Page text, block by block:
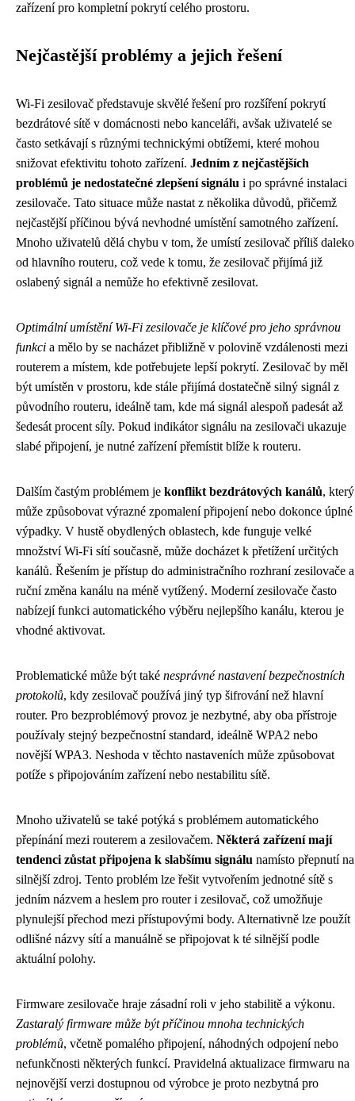
zařízení pro kompletní pokrytí celého prostoru.
Nejčastější problémy a jejich řešení
Wi-Fi zesilovač představuje skvělé řešení pro rozšíření pokrytí
bezdrátové sítě v domácnosti nebo kanceláři, avšak uživatelé se
často setkávají s různými technickými obtížemi, které mohou
snižovat efektivitu tohoto zařízení. Jedním z nejčastějších
problémů je nedostatečné zlepšení signálu i po správné instalaci
zesilovače. Tato situace může nastat z několika důvodů, přičemž
nejčastější příčinou bývá nevhodné umístění samotného zařízení.
Mnoho uživatelů dělá chybu v tom, že umístí zesilovač příliš daleko
od hlavního routeru, což vede k tomu, že zesilovač přijímá již
oslabený signál a nemůže ho efektivně zesilovat.
Optimální umístění Wi-Fi zesilovače je klíčové pro jeho správnou
funkci a mělo by se nacházet přibližně v polovině vzdálenosti mezi
routerem a místem, kde potřebujete lepší pokrytí. Zesilovač by měl
být umístěn v prostoru, kde stále přijímá dostatečně silný signál z
původního routeru, ideálně tam, kde má signál alespoň padesát až
šedesát procent síly. Pokud indikátor signálu na zesilovači ukazuje
slabé připojení, je nutné zařízení přemístit blíže k routeru.
Dalším častým problémem je konflikt bezdrátových kanálů, který
může způsobovat výrazné zpomalení připojení nebo dokonce úplné
výpadky. V hustě obydlených oblastech, kde funguje velké
množství Wi-Fi sítí současně, může docházet k přetížení určitých
kanálů. Řešením je přístup do administračního rozhraní zesilovače a
ruční změna kanálu na méně vytížený. Moderní zesilovače často
nabízejí funkci automatického výběru nejlepšího kanálu, kterou je
vhodné aktivovat.
Problematické může být také nesprávné nastavení bezpečnostních
protokolů, kdy zesilovač používá jiný typ šifrování než hlavní
router. Pro bezproblémový provoz je nezbytné, aby oba přístroje
používaly stejný bezpečnostní standard, ideálně WPA2 nebo
novější WPA3. Neshoda v těchto nastaveních může způsobovat
potíže s připojováním zařízení nebo nestabilitu sítě.
Mnoho uživatelů se také potýká s problémem automatického
přepínání mezi routerem a zesilovačem. Některá zařízení mají
tendenci zůstat připojena k slabšímu signálu namísto přepnutí na
silnější zdroj. Tento problém lze řešit vytvořením jednotné sítě s
jedním názvem a heslem pro router i zesilovač, což umožňuje
plynulejší přechod mezi přístupovými body. Alternativně lze použít
odlišné názvy sítí a manuálně se připojovat k té silnější podle
aktuální polohy.
Firmware zesilovače hraje zásadní roli v jeho stabilitě a výkonu.
Zastaralý firmware může být příčinou mnoha technických
problémů, včetně pomalého připojení, náhodných odpojení nebo
nefunkčnosti některých funkcí. Pravidelná aktualizace firmwaru na
nejnovější verzi dostupnou od výrobce je proto nezbytná pro